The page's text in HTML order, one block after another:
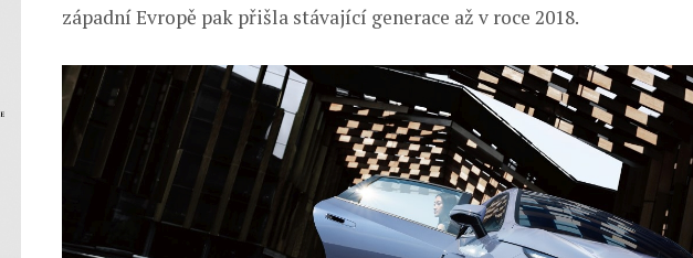
západní Evropě pak přišla stávající generace až v roce 2018.